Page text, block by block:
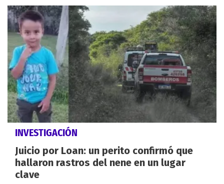
INVESTIGACIÓN
Juicio por Loan: un perito confirmó que
hallaron rastros del nene en un lugar
clave